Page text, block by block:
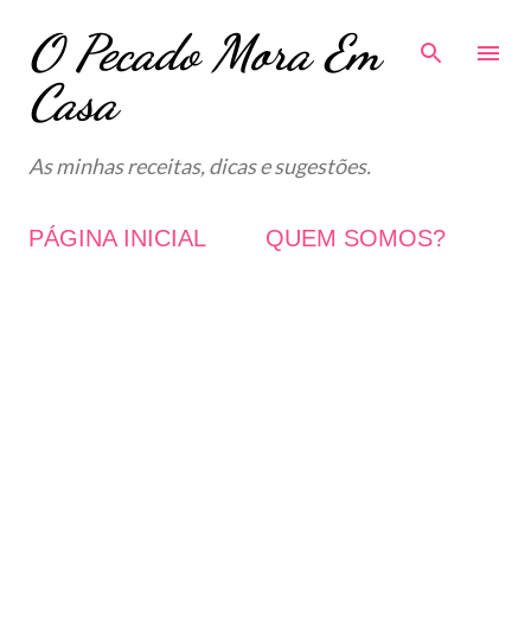
Avançar para o conteúdo principal
O Pecado Mora Em
Casa
As minhas receitas, dicas e sugestões.
PÁGINA INICIAL QUEM SOMOS?